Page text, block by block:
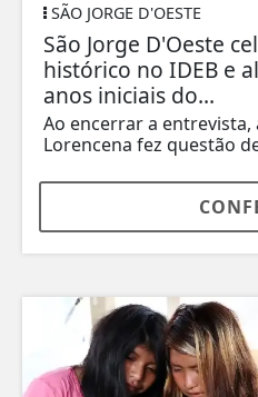
SÃO JORGE D'OESTE
São Jorge D'Oeste
histórico no IDEB e
anos iniciais do...
Ao encerrar a entrevista,
Lorencena fez questão